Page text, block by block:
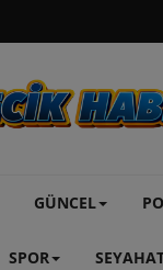
GÜNCEL
SPOR